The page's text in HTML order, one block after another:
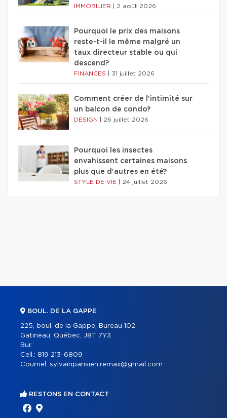
IMMOBILIER 2 août 2026
Pourquoi le prix des maisons
reste-t-il le même malgré un
taux directeur stable ou qui
descend?
FINANCES 31 juillet 2026
Comment créer de l'intimité sur
un balcon de condo?
DESIGN 26 juillet 2026
Pourquoi les insectes
envahissent certaines maisons
plus que d'autres en été?
STYLE DE VIE 24 juillet 2026
BOUL. DE LA GAPPE
225, boul. de la Gappe, Bureau 102
Gatineau, Québec, J8T 7Y3
Bur.:
Cell.: 819 213-6809
Courriel: sylvainparisien.remax@gmail.com
RESTONS EN CONTACT